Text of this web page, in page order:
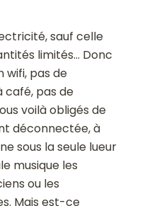
sauf celle
limités… Donc
wifi, pas de
café, pas de
voilà obligés de
déconnectée, à
sous la seule lueur
musique les
ou les
Mais est-ce